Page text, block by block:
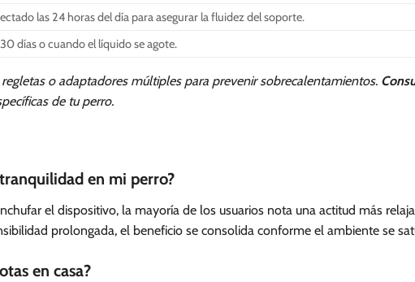
las 24 horas del día para asegurar la fluidez del soporte.
días o cuando el líquido se agote.
o adaptadores múltiples para prevenir sobrecalentamientos.
de tu perro.
en mi perro?
el dispositivo, la mayoría de los usuarios nota una actitud más
prolongada, el beneficio se consolida conforme el ambiente se
en casa?